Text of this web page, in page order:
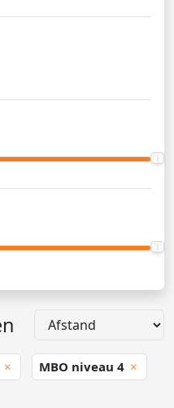
MBO niveau 4